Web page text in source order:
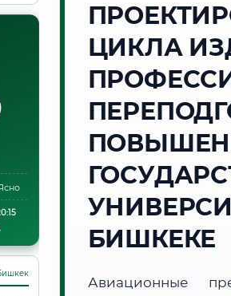
ЦИКЛА
БИШКЕКЕ
Авиационные